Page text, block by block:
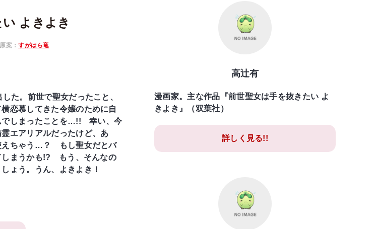
よきよき
案：すがはら竜
た。前世で聖女だったこと、
恋慕してきた令嬢のために自
でしまったことを…!! 幸い、今
エアリアルだったけど、あ
ちゃう…？ もし聖女だとバ
しまうかも!? もう、そんなの
ょう。うん、よきよき！
高辻有
漫画家。主な作品『前世聖女は手を抜きたい よ
きよき』（双葉社）
詳しく見る!!